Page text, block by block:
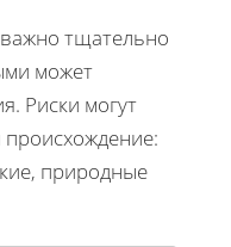
тщательно
может
Риски могут
природные